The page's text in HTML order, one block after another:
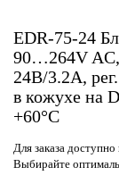
EDR-75-24
90…264V
24В/3.2A,
в кожухе на
+60°С
Для заказа
Выбирайте